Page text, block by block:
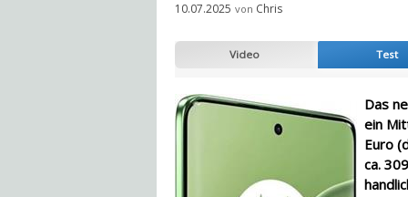
10.07.2025 von Chris
Video Test
Das
ein
Euro
ca.